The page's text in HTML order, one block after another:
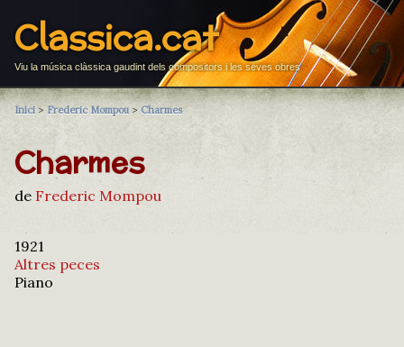
Classica.cat
Viu la música clàssica gaudint dels compositors i les seves obres
Inici > Frederic Mompou > Charmes
Charmes
de Frederic Mompou
1921
Altres peces
Piano